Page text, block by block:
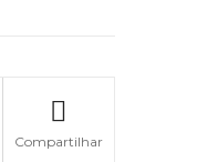
Compartilhar